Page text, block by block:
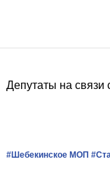
Депутаты на связи
#Шебекинское МОП